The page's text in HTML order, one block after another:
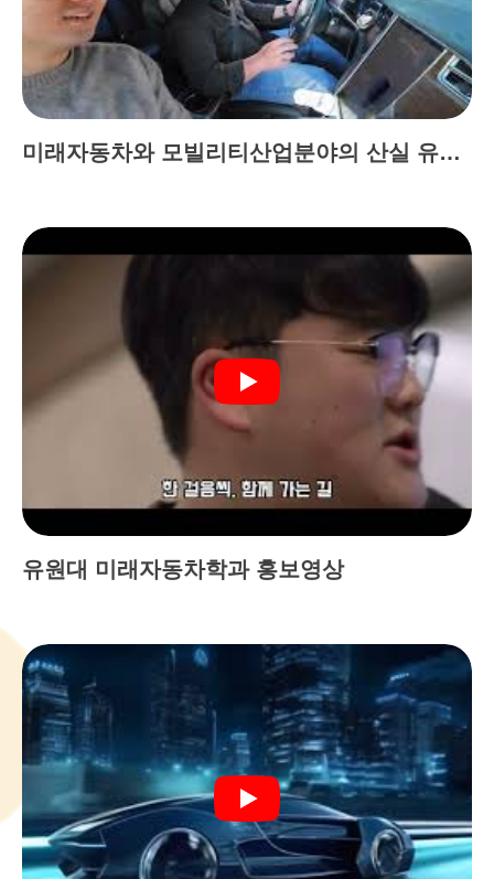
미래자동차와 모빌리티산업분야의 산실 유원대 미래자동차학과
유원대 미래자동차학과 홍보영상